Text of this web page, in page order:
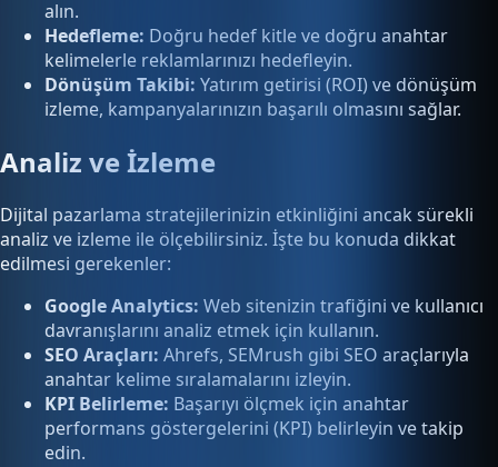
alın.
Hedefleme: Doğru hedef kitle ve doğru anahtar
kelimelerle reklamlarınızı hedefleyin.
Dönüşüm Takibi: Yatırım getirisi (ROI) ve dönüşüm
izleme, kampanyalarınızın başarılı olmasını sağlar.
Analiz ve İzleme
Dijital pazarlama stratejilerinizin etkinliğini ancak sürekli
analiz ve izleme ile ölçebilirsiniz. İşte bu konuda dikkat
edilmesi gerekenler:
Google Analytics: Web sitenizin trafiğini ve kullanıcı
davranışlarını analiz etmek için kullanın.
SEO Araçları: Ahrefs, SEMrush gibi SEO araçlarıyla
anahtar kelime sıralamalarını izleyin.
KPI Belirleme: Başarıyı ölçmek için anahtar
performans göstergelerini (KPI) belirleyin ve takip
edin.